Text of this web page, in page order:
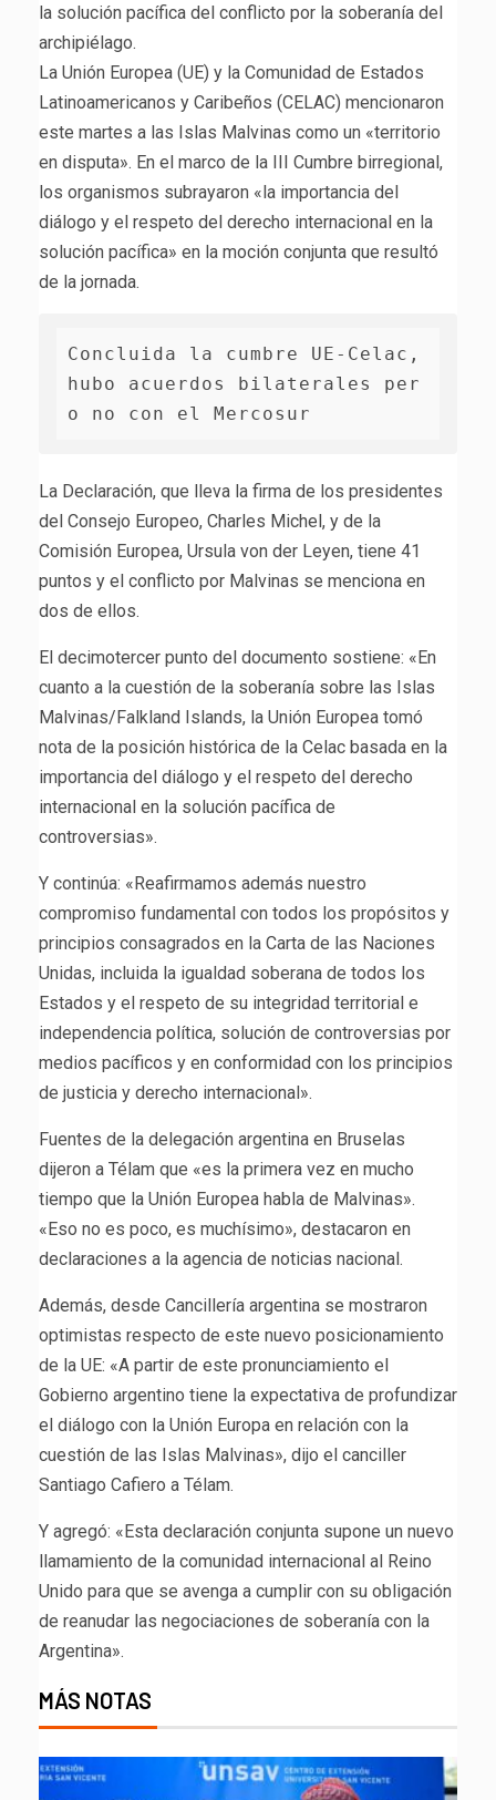
la solución pacífica del conflicto por la soberanía del
archipiélago.
La Unión Europea (UE) y la Comunidad de Estados
Latinoamericanos y Caribeños (CELAC) mencionaron
este martes a las Islas Malvinas como un «territorio
en disputa». En el marco de la III Cumbre birregional,
los organismos subrayaron «la importancia del
diálogo y el respeto del derecho internacional en la
solución pacífica» en la moción conjunta que resultó
de la jornada.
Concluida la cumbre UE-Celac,
hubo acuerdos bilaterales per
o no con el Mercosur
La Declaración, que lleva la firma de los presidentes
del Consejo Europeo, Charles Michel, y de la
Comisión Europea, Ursula von der Leyen, tiene 41
puntos y el conflicto por Malvinas se menciona en
dos de ellos.
El decimotercer punto del documento sostiene: «En
cuanto a la cuestión de la soberanía sobre las Islas
Malvinas/Falkland Islands, la Unión Europea tomó
nota de la posición histórica de la Celac basada en la
importancia del diálogo y el respeto del derecho
internacional en la solución pacífica de
controversias».
Y continúa: «Reafirmamos además nuestro
compromiso fundamental con todos los propósitos y
principios consagrados en la Carta de las Naciones
Unidas, incluida la igualdad soberana de todos los
Estados y el respeto de su integridad territorial e
independencia política, solución de controversias por
medios pacíficos y en conformidad con los principios
de justicia y derecho internacional».
Fuentes de la delegación argentina en Bruselas
dijeron a Télam que «es la primera vez en mucho
tiempo que la Unión Europea habla de Malvinas».
«Eso no es poco, es muchísimo», destacaron en
declaraciones a la agencia de noticias nacional.
Además, desde Cancillería argentina se mostraron
optimistas respecto de este nuevo posicionamiento
de la UE: «A partir de este pronunciamiento el
Gobierno argentino tiene la expectativa de profundizar
el diálogo con la Unión Europa en relación con la
cuestión de las Islas Malvinas», dijo el canciller
Santiago Cafiero a Télam.
Y agregó: «Esta declaración conjunta supone un nuevo
llamamiento de la comunidad internacional al Reino
Unido para que se avenga a cumplir con su obligación
de reanudar las negociaciones de soberanía con la
Argentina».
MÁS NOTAS